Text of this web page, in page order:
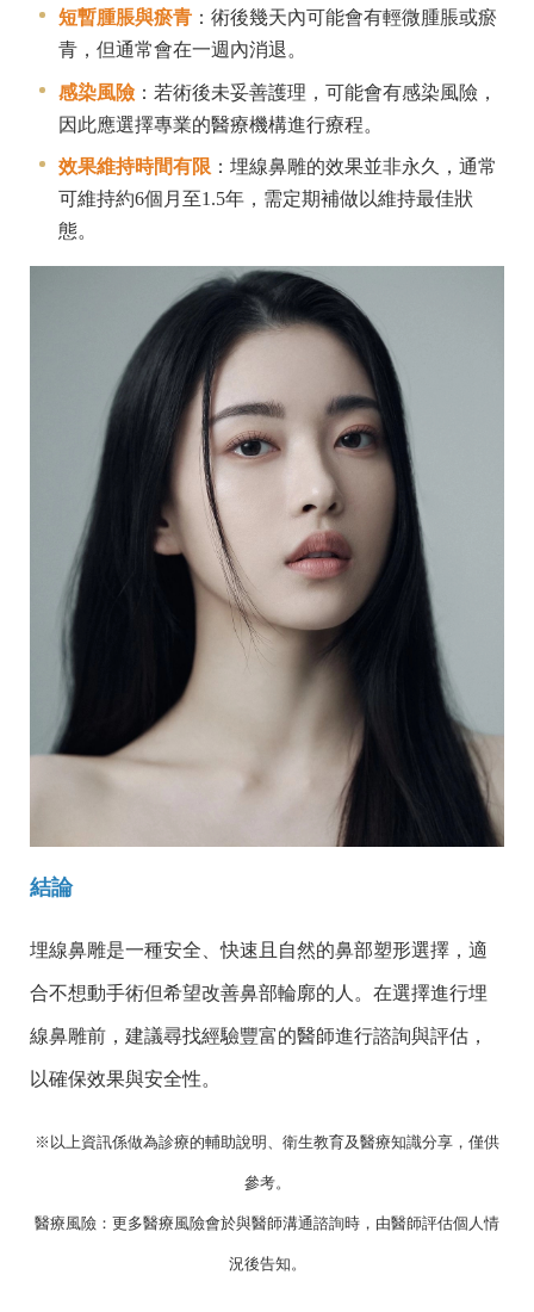
短暫腫脹與瘀青 ：術後幾天內可能會有輕微腫脹或瘀
青，但通常會在一週內消退。
感染風險 ：若術後未妥善護理，可能會有感染風險，
因此應選擇專業的醫療機構進行療程。
效果維持時間有限 ：埋線鼻雕的效果並非永久，通常
可維持約6個月至1.5年，需定期補做以維持最佳狀
態。
結論
埋線鼻雕是一種安全、快速且自然的鼻部塑形選擇，適
合不想動手術但希望改善鼻部輪廓的人。在選擇進行埋
線鼻雕前，建議尋找經驗豐富的醫師進行諮詢與評估，
以確保效果與安全性。
※以上資訊係做為診療的輔助說明、衛生教育及醫療知識分享，僅供
參考。
醫療風險：更多醫療風險會於與醫師溝通諮詢時，由醫師評估個人情
況後告知。